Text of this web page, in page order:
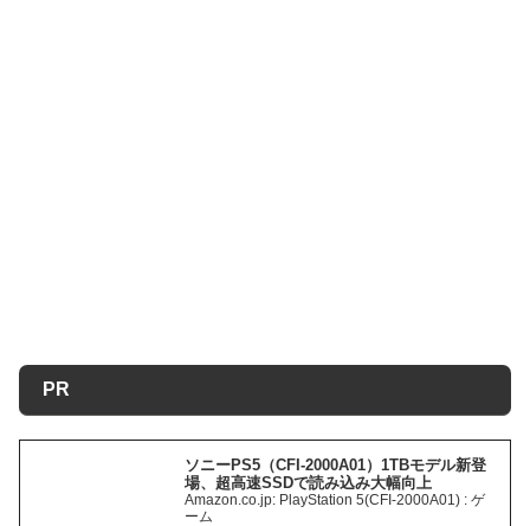
PR
ソニーPS5（CFI-2000A01）1TBモデル新登
場、超高速SSDで読み込み大幅向上
Amazon.co.jp: PlayStation 5(CFI-2000A01) : ゲ
ーム